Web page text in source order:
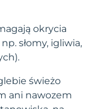
okrycia
słomy, igliwia,
świeżo
ani nawozem